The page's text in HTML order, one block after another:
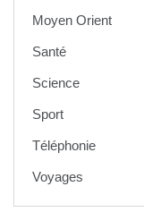
Moyen Orient
Santé
Science
Sport
Téléphonie
Voyages